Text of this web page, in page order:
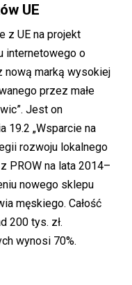
UE
z UE na projekt
internetowego o
nową marką wysokiej
przez małe
Jest on
19.2 „Wsparcie na
rozwoju lokalnego
PROW na lata 2014–
nowego sklepu
męskiego. Całość
200 tys. zł.
wynosi 70%.